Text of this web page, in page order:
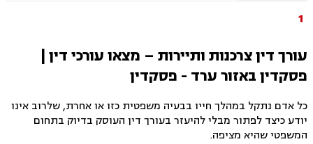
1
עורך דין צרכנות ותיירות – מצאו עורכי דין |
פסקדין באזור ערד - פסקדין
כל אדם נתקל במהלך חייו בבעיה משפטית כזו או אחרת, שלרוב אינו
יודע כיצד לפתור מבלי להיעזר בעורך דין העוסק בדיוק בתחום
המשפטי שהיא מציפה.